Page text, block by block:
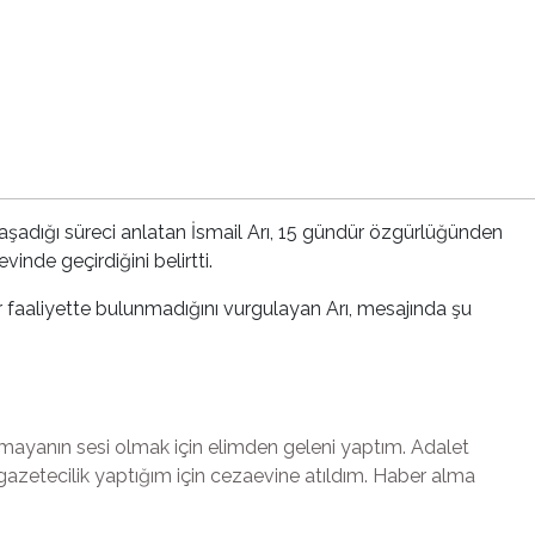
süreci anlatan İsmail Arı, 15 gündür özgürlüğünden
geçirdiğini belirtti.
bulunmadığını vurgulayan Arı, mesajında şu
sesi olmak için elimden geleni yaptım. Adalet
yaptığım için cezaevine atıldım. Haber alma